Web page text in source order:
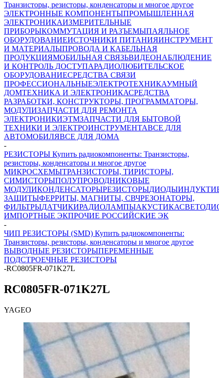
Транзисторы, резисторы, конденсаторы и многое другое
ЭЛЕКТРОННЫЕ КОМПОНЕНТЫПРОМЫШЛЕННАЯ
ЭЛЕКТРОНИКАИЗМЕРИТЕЛЬНЫЕ
ПРИБОРЫКОММУТАЦИЯ И РАЗЪЕМЫПАЯЛЬНОЕ
ОБОРУДОВАНИЕИСТОЧНИКИ ПИТАНИЯИНСТРУМЕНТ
И МАТЕРИАЛЫПРОВОДА И КАБЕЛЬНАЯ
ПРОДУКЦИЯМОБИЛЬНАЯ СВЯЗЬВИДЕОНАБЛЮДЕНИЕ
И КОНТРОЛЬ ДОСТУПАРАДИОЛЮБИТЕЛЬСКОЕ
ОБОРУДОВАНИЕСРЕДСТВА СВЯЗИ
ПРОФЕССИОНАЛЬНЫЕЭЛЕКТРОТЕХНИКАУМНЫЙ
ДОМТЕХНИКА И ЭЛЕКТРОНИКАСРЕДСТВА
РАЗРАБОТКИ, КОНСТРУКТОРЫ, ПРОГРАММАТОРЫ,
МОДУЛИЗАПЧАСТИ ДЛЯ РЕМОНТА
ЭЛЕКТРОНИКИЭТМЗАПЧАСТИ ДЛЯ БЫТОВОЙ
ТЕХНИКИ И ЭЛЕКТРОИНСТРУМЕНТАВСЕ ДЛЯ
АВТОМОБИЛЯВСЕ ДЛЯ ДОМА
-
РЕЗИСТОРЫ Купить радиокомпоненты: Транзисторы,
резисторы, конденсаторы и многое другое
МИКРОСХЕМЫТРАНЗИСТОРЫ, ТИРИСТОРЫ,
СИМИСТОРЫПОЛУПРОВОДНИКОВЫЕ
МОДУЛИКОНДЕНСАТОРЫРЕЗИСТОРЫДИОДЫ
ЗАЩИТЫФЕРРИТЫ, МАГНИТЫ, СВЧРЕЗОНАТОРЫ,
ФИЛЬТРЫДАТЧИКИРАДИОЛАМПЫАКУСТИКА
ИМПОРТНЫЕ ЭКПРОЧИЕ РОССИЙСКИЕ ЭК
-
ЧИП РЕЗИСТОРЫ (SMD) Купить радиокомпоненты:
Транзисторы, резисторы, конденсаторы и многое другое
ВЫВОДНЫЕ РЕЗИСТОРЫПЕРЕМЕННЫЕ
ПОДСТРОЕЧНЫЕ РЕЗИСТОРЫ
-RC0805FR-071K27L
RC0805FR-071K27L
YAGEO